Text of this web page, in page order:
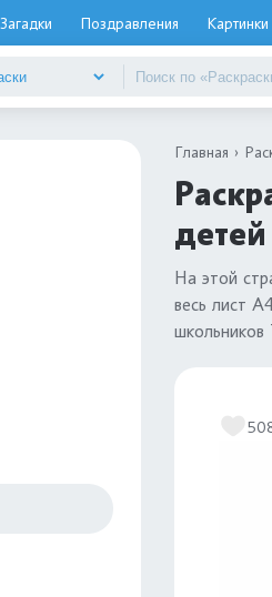
Загадки Поздравления Картинки
Главная
На этой
весь лист